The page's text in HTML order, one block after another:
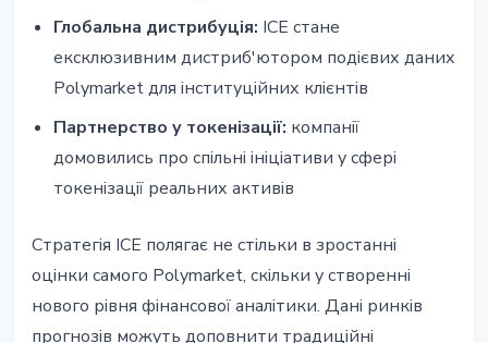
Глобальна дистрибуція: ICE стане
ексклюзивним дистриб'ютором подієвих даних
Polymarket для інституційних клієнтів
Партнерство у токенізації: компанії
домовились про спільні ініціативи у сфері
токенізації реальних активів
Стратегія ICE полягає не стільки в зростанні
оцінки самого Polymarket, скільки у створенні
нового рівня фінансової аналітики. Дані ринків
прогнозів можуть доповнити традиційні